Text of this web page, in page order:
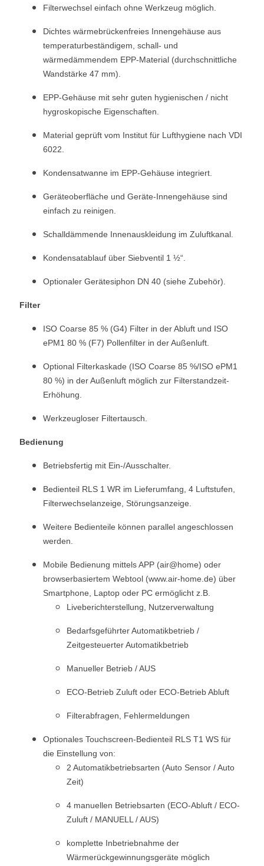
Filterwechsel einfach ohne Werkzeug möglich.
Dichtes wärmebrückenfreies Innengehäuse aus
temperaturbeständigem, schall- und
wärmedämmendem EPP-Material (durchschnittliche
Wandstärke 47 mm).
EPP-Gehäuse mit sehr guten hygienischen / nicht
hygroskopische Eigenschaften.
Material geprüft vom Institut für Lufthygiene nach VDI
6022.
Kondensatwanne im EPP-Gehäuse integriert.
Geräteoberfläche und Geräte-Innengehäuse sind
einfach zu reinigen.
Schalldämmende Innenauskleidung im Zuluftkanal.
Kondensatablauf über Siebventil 1 ½“.
Optionaler Gerätesiphon DN 40 (siehe Zubehör).
Filter
ISO Coarse 85 % (G4) Filter in der Abluft und ISO
ePM1 80 % (F7) Pollenfilter in der Außenluft.
Optional Filterkaskade (ISO Coarse 85 %/ISO ePM1
80 %) in der Außenluft möglich zur Filterstandzeit-
Erhöhung.
Werkzeugloser Filtertausch.
Bedienung
Betriebsfertig mit Ein-/Ausschalter.
Bedienteil RLS 1 WR im Lieferumfang, 4 Luftstufen,
Filterwechselanzeige, Störungsanzeige.
Weitere Bedienteile können parallel angeschlossen
werden.
Mobile Bedienung mittels APP (air@home) oder
browserbasiertem Webtool (www.air-home.de) über
Smartphone, Laptop oder PC ermöglicht z.B.
Liveberichterstellung, Nutzerverwaltung
Bedarfsgeführter Automatikbetrieb /
Zeitgesteuerter Automatikbetrieb
Manueller Betrieb / AUS
ECO-Betrieb Zuluft oder ECO-Betrieb Abluft
Filterabfragen, Fehlermeldungen
Optionales Touchscreen-Bedienteil RLS T1 WS für
die Einstellung von:
2 Automatikbetriebsarten (Auto Sensor / Auto
Zeit)
4 manuellen Betriebsarten (ECO-Abluft / ECO-
Zuluft / MANUELL / AUS)
komplette Inbetriebnahme der
Wärmerückgewinnungsgeräte möglich